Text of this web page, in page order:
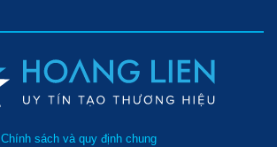
Chính sách và quy định chung